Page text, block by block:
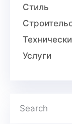
Стиль
Услуги